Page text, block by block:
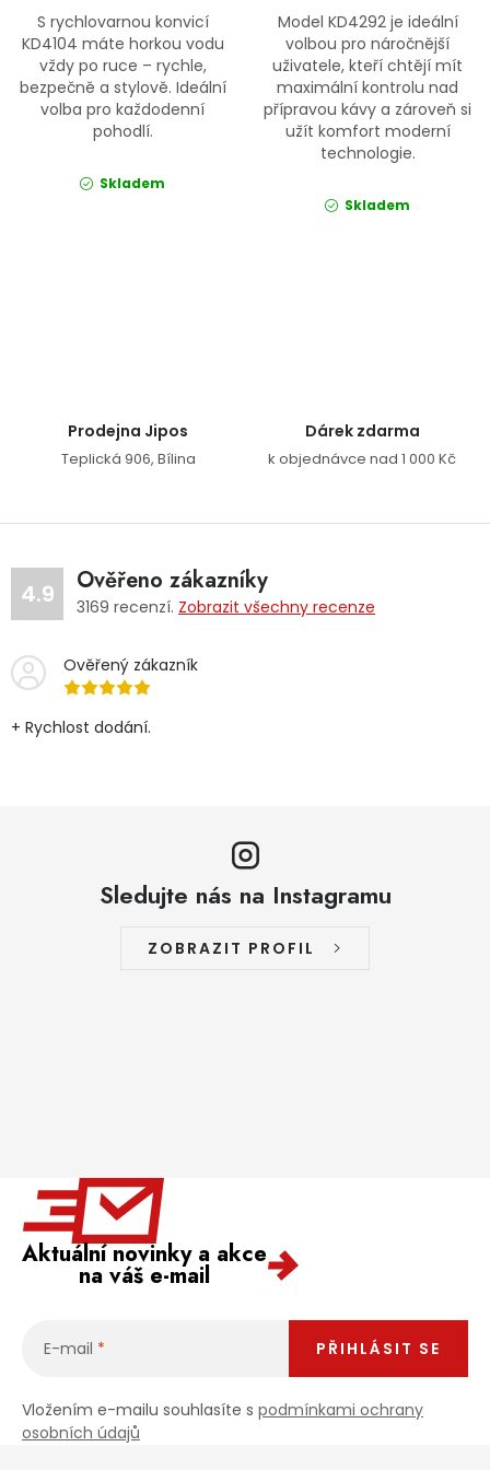
S rychlovarnou konvicí
KD4104 máte horkou vodu
vždy po ruce – rychle,
bezpečně a stylově. Ideální
volba pro každodenní
pohodlí.
Skladem
Model KD4292 je ideální
volbou pro náročnější
uživatele, kteří chtějí mít
maximální kontrolu nad
přípravou kávy a zároveň si
užít komfort moderní
technologie.
Skladem
Prodejna Jipos
Teplická 906, Bílina
Dárek zdarma
k objednávce nad 1 000 Kč
4.9 Ověřeno zákazníky
3169 recenzí. Zobrazit všechny recenze
Ověřený zákazník
+ Rychlost dodání.
Sledujte nás na Instagramu
ZOBRAZIT PROFIL
Aktuální novinky a akce
na váš e-mail
E-mail
Vložením e-mailu souhlasíte s podmínkami ochrany
osobních údajů
PŘIHLÁSIT SE